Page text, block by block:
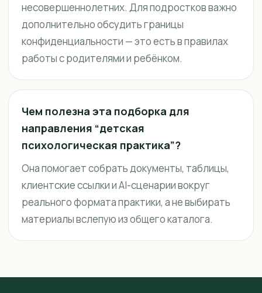
несовершеннолетних. Для подростков важно
дополнительно обсудить границы
конфиденциальности — это есть в правилах
работы с родителями и ребёнком.
Чем полезна эта подборка для
направления “детская
психологическая практика”?
Она помогает собрать документы, таблицы,
клиентские ссылки и AI-сценарии вокруг
реального формата практики, а не выбирать
материалы вслепую из общего каталога.